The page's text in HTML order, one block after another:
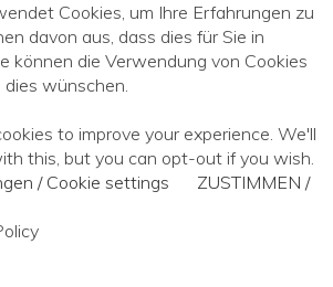
Cookies, um Ihre Erfahrungen zu
davon aus, dass dies für Sie in
können die Verwendung von Cookies
wünschen.
to improve your experience. We'll
this, but you can opt-out if you wish.
/ Cookie settings
ZUSTIMMEN /